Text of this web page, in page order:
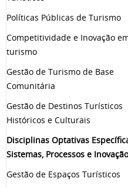
Políticas Públicas de Turismo
Competitividade e Inovação
turismo
Gestão de Turismo de Base
Comunitária
Gestão de Destinos Turísticos
Históricos e Culturais
Disciplinas Optativas
Sistemas, Processos e Inovação
Gestão de Espaços Turísticos